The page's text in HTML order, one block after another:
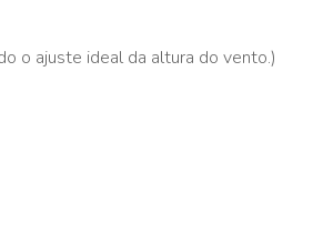
o ajuste ideal da altura do vento.)